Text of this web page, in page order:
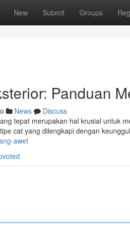
New Submit Groups
Panduan
News
Discuss
tepat merupakan hal krusial untuk
cat yang dilengkapi dengan
awet